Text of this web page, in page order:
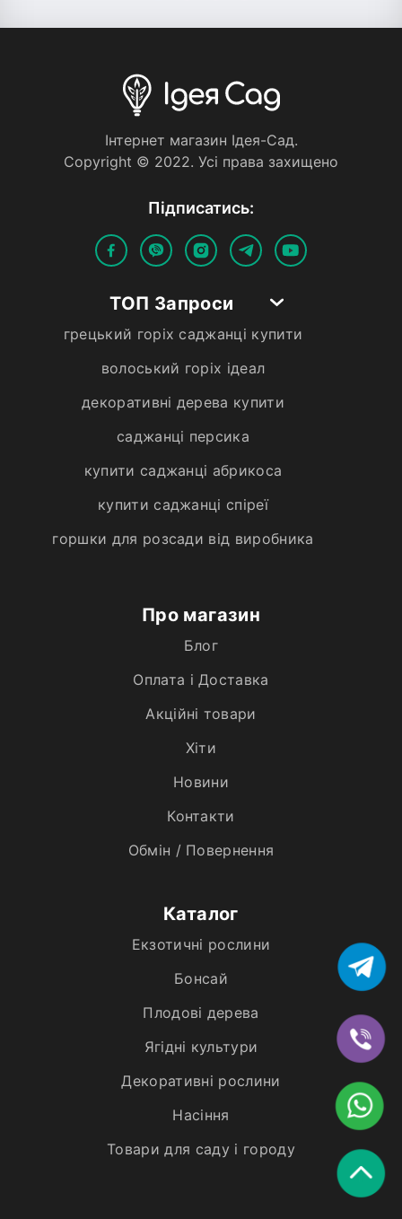
Iнтернет магазин Iдея-Сад.
Copyright © 2022. Усi права захищено
Пiдписатись:
ТОП Запроси
грецький горіх саджанці купити
волоський горіх ідеал
декоративні дерева купити
саджанці персика
купити саджанці абрикоса
купити саджанці спіреї
горшки для розсади від виробника
Про магазин
Блог
Оплата і Доставка
Акційні товари
Хiти
Новини
Контакти
Обмін / Повернення
Каталог
Екзотичні рослини
Бонсай
Плодові дерева
Ягідні культури
Декоративні рослини
Насіння
Товари для саду і городу